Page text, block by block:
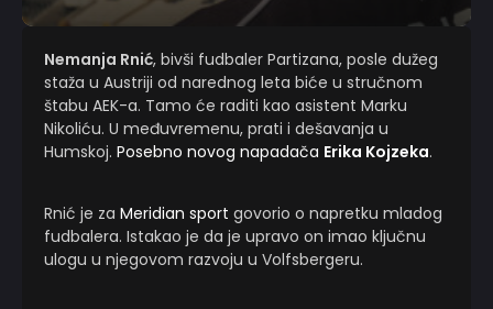
Nemanja Rnić, bivši fudbaler Partizana, posle dužeg
staža u Austriji od narednog leta biće u stručnom
štabu AEK-a. Tamo će raditi kao asistent Marku
Nikoliću. U međuvremenu, prati i dešavanja u
Humskoj. Posebno novog napadača Erika Kojzeka.
Rnić je za Meridian sport govorio o napretku mladog
fudbalera. Istakao je da je upravo on imao ključnu
ulogu u njegovom razvoju u Volfsbergeru.